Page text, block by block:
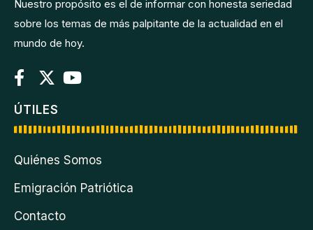
Nuestro propósito es el de informar con honesta seriedad
sobre los temas de más palpitante de la actualidad en el
mundo de hoy.
ÚTILES
Quiénes Somos
Emigración Patriótica
Contacto